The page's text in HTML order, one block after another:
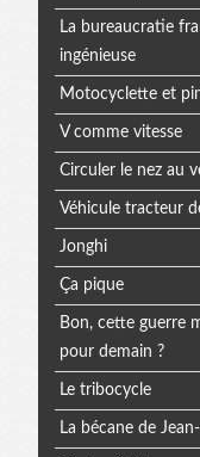
La bureaucratie
ingénieuse
Motocyclette et
V comme vitesse
Circuler le nez au
Véhicule tracteur
Jonghi
Ça pique
Bon, cette guerre
pour demain ?
Le tribocycle
La bécane de